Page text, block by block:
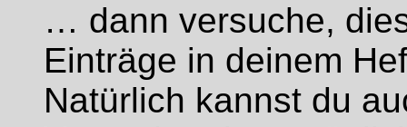
… dann versuche,
Einträge in deinem
Natürlich kannst du